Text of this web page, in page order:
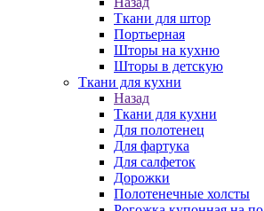
Ткани для штор
Портьерная
Шторы на кухню
Шторы в детскую
Ткани для кухни
Назад
Ткани для кухни
Для полотенец
Для фартука
Для салфеток
Дорожки
Полотенечные холсты